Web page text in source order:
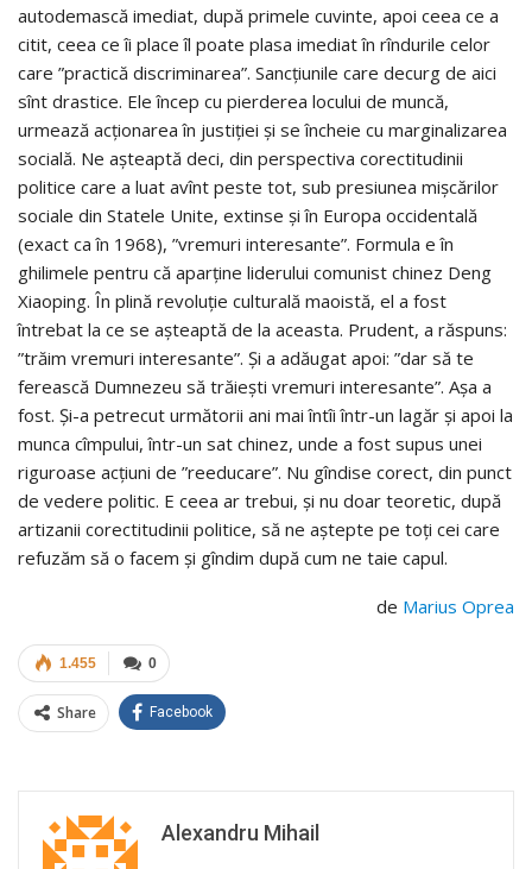
autodemască imediat, după primele cuvinte, apoi ceea ce a
citit, ceea ce îi place îl poate plasa imediat în rîndurile celor
care ”practică discriminarea”. Sancţiunile care decurg de aici
sînt drastice. Ele încep cu pierderea locului de muncă,
urmează acţionarea în justiţiei şi se încheie cu marginalizarea
socială. Ne aşteaptă deci, din perspectiva corectitudinii
politice care a luat avînt peste tot, sub presiunea mişcărilor
sociale din Statele Unite, extinse şi în Europa occidentală
(exact ca în 1968), ”vremuri interesante”. Formula e în
ghilimele pentru că aparţine liderului comunist chinez Deng
Xiaoping. În plină revoluţie culturală maoistă, el a fost
întrebat la ce se aşteaptă de la aceasta. Prudent, a răspuns:
”trăim vremuri interesante”. Şi a adăugat apoi: ”dar să te
ferească Dumnezeu să trăieşti vremuri interesante”. Aşa a
fost. Şi-a petrecut următorii ani mai întîi într-un lagăr şi apoi la
munca cîmpului, într-un sat chinez, unde a fost supus unei
riguroase acţiuni de ”reeducare”. Nu gîndise corect, din punct
de vedere politic. E ceea ar trebui, şi nu doar teoretic, după
artizanii corectitudinii politice, să ne aştepte pe toţi cei care
refuzăm să o facem şi gîndim după cum ne taie capul.
de Marius Oprea
0
1.455
Share Facebook
Alexandru Mihail